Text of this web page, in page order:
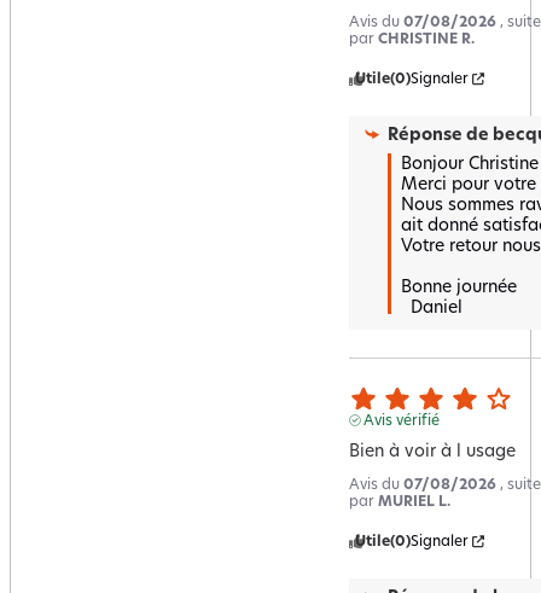
Avis du 07/08/2026 ,
par CHRISTINE R.
Utile(0)Signaler
Réponse de
Bonjour Christine
Merci pour
Nous sommes
ait donné
Votre retour
Bonne journée
  Daniel
Avis vérifié
Bien à voir à l usage
Avis du 07/08/2026 ,
par MURIEL L.
Utile(0)Signaler